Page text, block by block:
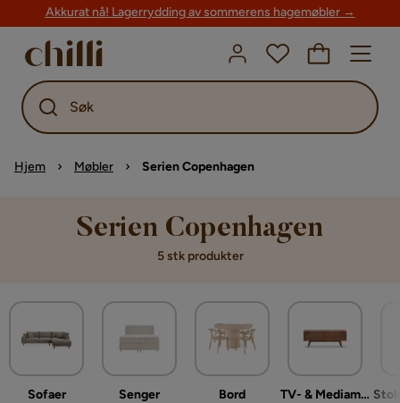
Akkurat nå! Lagerrydding av sommerens hagemøbler →
Søk
Hjem Møbler Serien Copenhagen
Serien Copenhagen
5 stk produkter
Sofaer Senger Bord TV- & Mediamøbler